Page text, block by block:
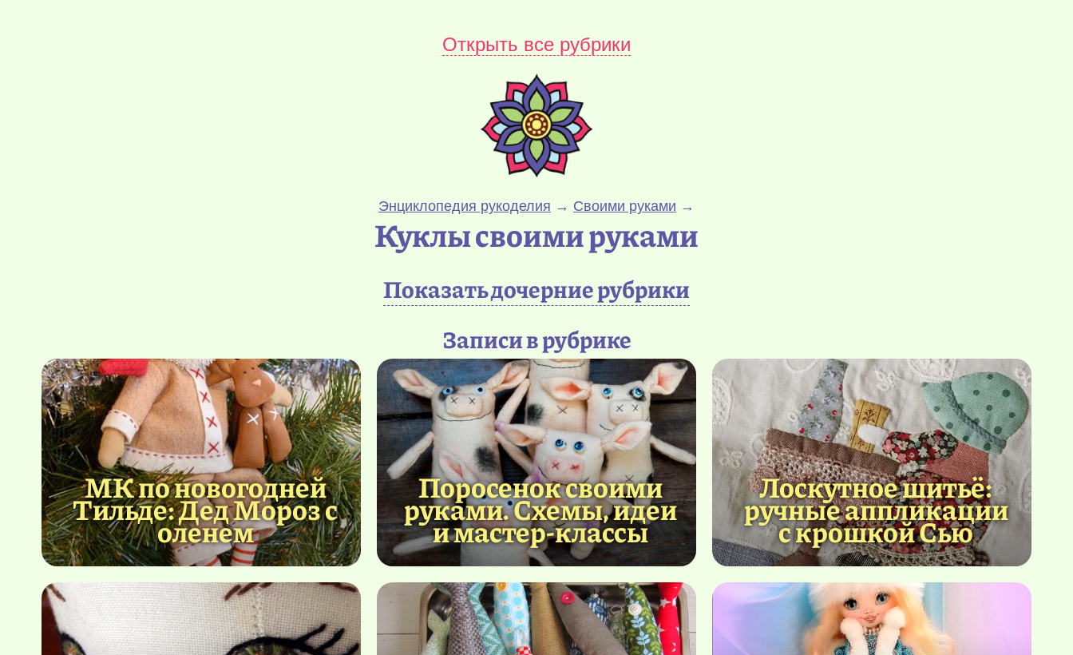
Открыть все рубрики
Энциклопедия рукоделия → Своими руками →
Куклы своими руками
Показать дочерние рубрики
Записи в рубрике
МК по новогодней
Тильде: Дед Мороз с
оленем
Поросенок своими
руками. Схемы, идеи
и мастер-классы
Лоскутное шитьё:
ручные аппликации
с крошкой Сью